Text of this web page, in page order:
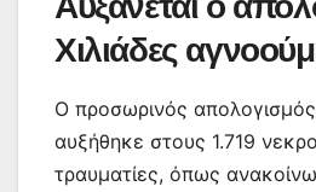
Χιλιάδες
Ο προσωρινός
αυξήθηκε στους 1.719
τραυματίες, όπως